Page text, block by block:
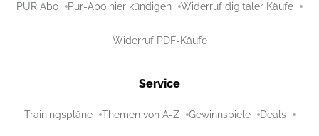
PUR Abo Pur-Abo hier kündigen Widerruf digitaler Käufe
Widerruf PDF-Käufe
Service
Trainingspläne Themen von A-Z Gewinnspiele Deals